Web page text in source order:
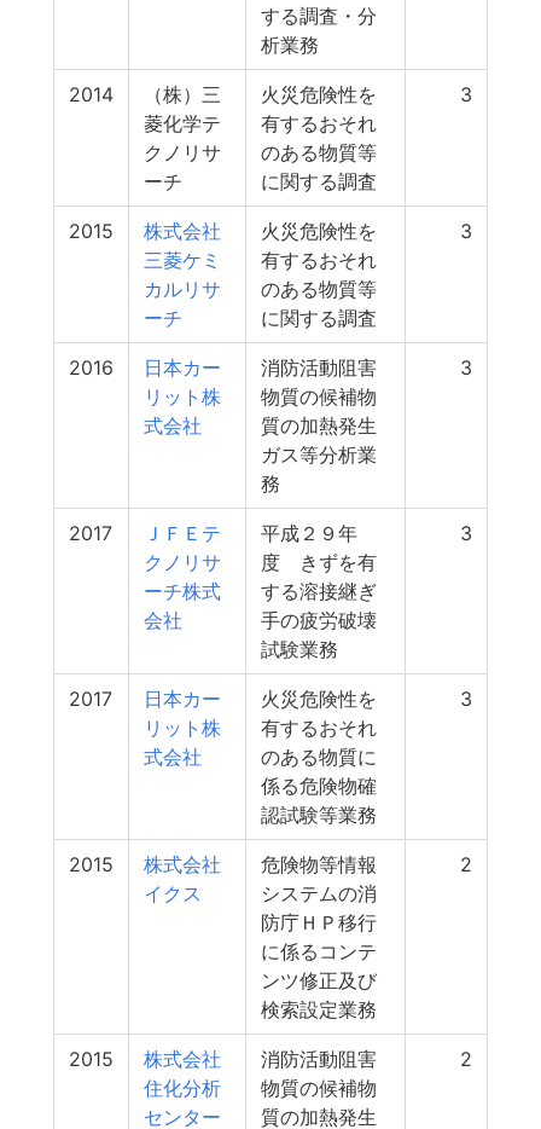
する調査・分
析業務
2014
（株）三
菱化学テ
クノリサ
ーチ
火災危険性を
有するおそれ
のある物質等
に関する調査
3
2015
株式会社
三菱ケミ
カルリサ
ーチ
火災危険性を
有するおそれ
のある物質等
に関する調査
3
2016
日本カー
リット株
式会社
消防活動阻害
物質の候補物
質の加熱発生
ガス等分析業
務
3
2017
ＪＦＥテ
クノリサ
ーチ株式
会社
平成２９年
度 きずを有
する溶接継ぎ
手の疲労破壊
試験業務
3
2017
日本カー
リット株
式会社
火災危険性を
有するおそれ
のある物質に
係る危険物確
認試験等業務
3
2015
株式会社
イクス
危険物等情報
システムの消
防庁ＨＰ移行
に係るコンテ
ンツ修正及び
検索設定業務
2
2015
株式会社
住化分析
センター
消防活動阻害
物質の候補物
質の加熱発生
2